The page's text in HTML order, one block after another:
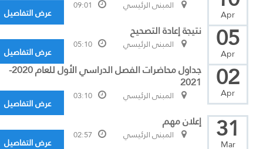
Apr
المبنى الرئيسي 09:01
عرض التفاصيل
05
Apr
نتيجة إعادة التصحيح
المبنى الرئيسي 05:10
عرض التفاصيل
02
Apr
جداول محاضرات الفصل الدراسي الأول للعام 2020-
2021
المبنى الرئيسي 03:10
عرض التفاصيل
31
Mar
إعلان مهم
المبنى الرئيسي 02:57
عرض التفاصيل